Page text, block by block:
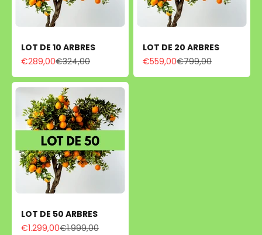
LOT DE 10 ARBRES
Prix de vente
€289,00Prix normal
€324,00
LOT DE 20 ARBRES
Prix de vente
€559,00Prix normal
€799,00
LOT DE 50 ARBRES
Prix de vente
€1.299,00Prix normal
€1.999,00